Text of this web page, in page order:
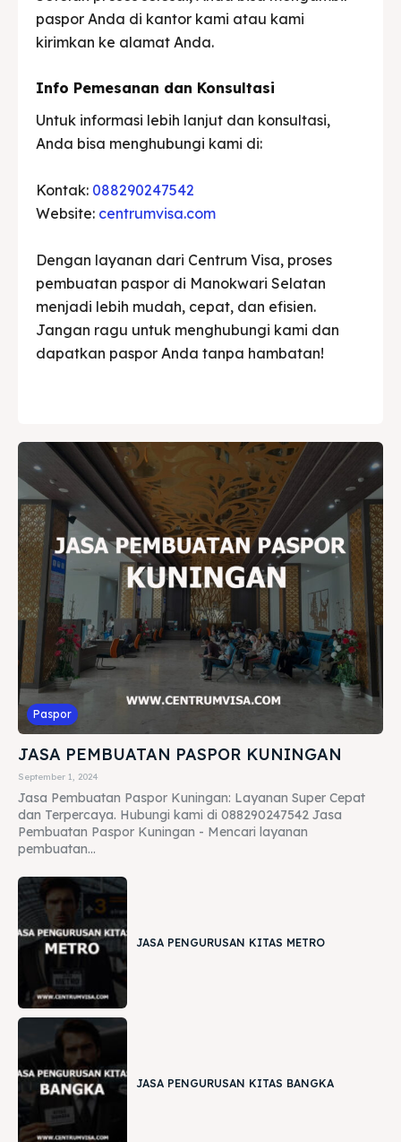
paspor Anda di kantor kami atau kami
kirimkan ke alamat Anda.
Info Pemesanan dan Konsultasi
Untuk informasi lebih lanjut dan konsultasi,
Anda bisa menghubungi kami di:
Kontak: 088290247542
Website: centrumvisa.com
Dengan layanan dari Centrum Visa, proses
pembuatan paspor di Manokwari Selatan
menjadi lebih mudah, cepat, dan efisien.
Jangan ragu untuk menghubungi kami dan
dapatkan paspor Anda tanpa hambatan!
Paspor
JASA PEMBUATAN PASPOR KUNINGAN
September 1, 2024
Jasa Pembuatan Paspor Kuningan: Layanan Super Cepat
dan Terpercaya. Hubungi kami di 088290247542 Jasa
Pembuatan Paspor Kuningan - Mencari layanan
pembuatan...
JASA PENGURUSAN KITAS METRO
JASA PENGURUSAN KITAS BANGKA